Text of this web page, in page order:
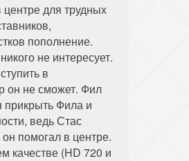
центре для трудных
пополнение.
не интересует.
в
он не сможет. Фил
прикрыть Фила и
ведь Стас
помогал в центре.
качестве (HD 720 и